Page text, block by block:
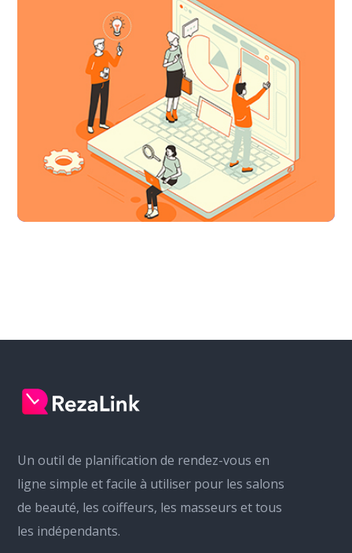
Un outil de planification de rendez-vous en
ligne simple et facile à utiliser pour les salons
de beauté, les coiffeurs, les masseurs et tous
les indépendants.